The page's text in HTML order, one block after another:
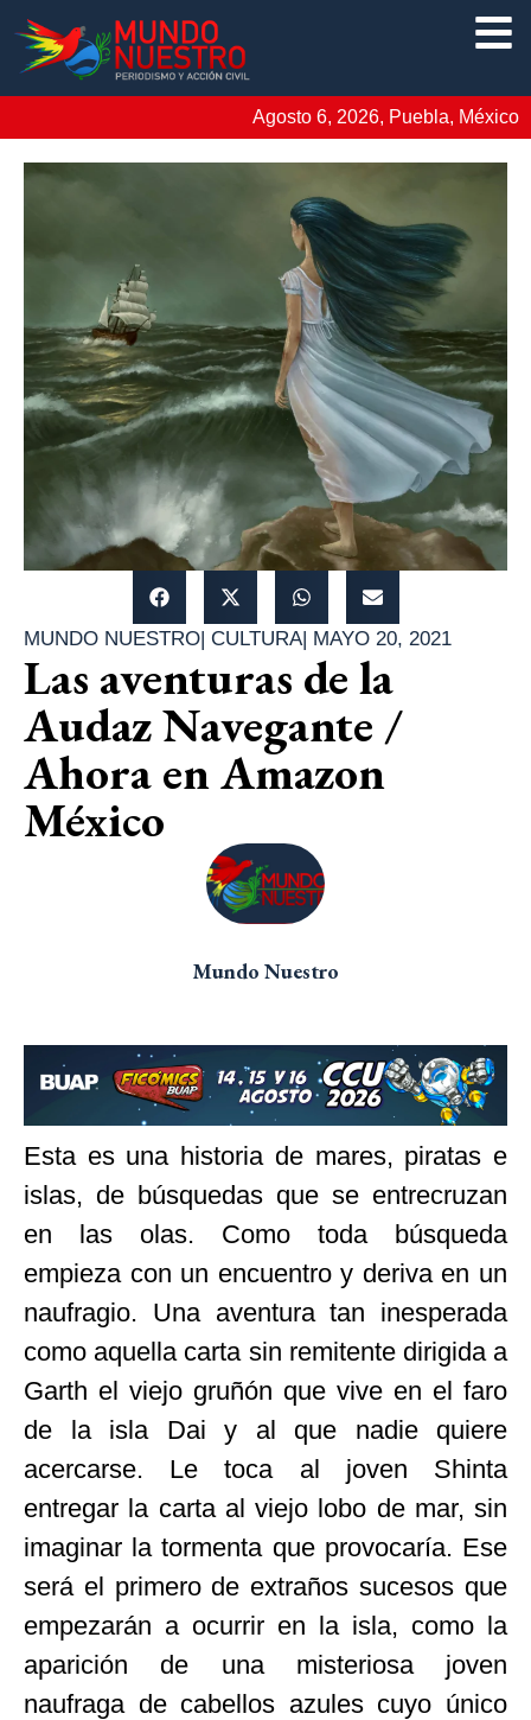
Agosto 6, 2026, Puebla, México
MUNDO NUESTRO CULTURA| MAYO 20, 2021
Las aventuras de la
Audaz Navegante /
Ahora en Amazon
México
Mundo Nuestro
Esta es una historia de mares, piratas e
islas, de búsquedas que se entrecruzan
en las olas. Como toda búsqueda
empieza con un encuentro y deriva en un
naufragio. Una aventura tan inesperada
como aquella carta sin remitente dirigida a
Garth el viejo gruñón que vive en el faro
de la isla Dai y al que nadie quiere
acercarse. Le toca al joven Shinta
entregar la carta al viejo lobo de mar, sin
imaginar la tormenta que provocaría. Ese
será el primero de extraños sucesos que
empezarán a ocurrir en la isla, como la
aparición de una misteriosa joven
naufraga de cabellos azules cuyo único